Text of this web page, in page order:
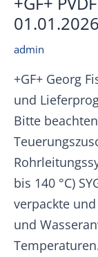
01.01.2026
admin
+GF+ Georg
und
Bitte
bis 140 °C)
verpackte
und